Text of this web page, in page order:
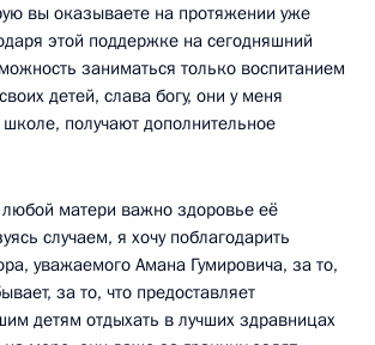
вы оказываете на протяжении уже
этой поддержке на сегодняшний
заниматься только воспитанием
детей, слава богу, они у меня
школе, получают дополнительное
матери важно здоровье её
случаем, я хочу поблагодарить
уважаемого Амана Гумировича, за то,
за то, что предоставляет
детям отдыхать в лучших здравницах